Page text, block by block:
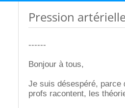
Pression
------
Bonjour à tous,
Je suis désespéré, parce
profs racontent, les